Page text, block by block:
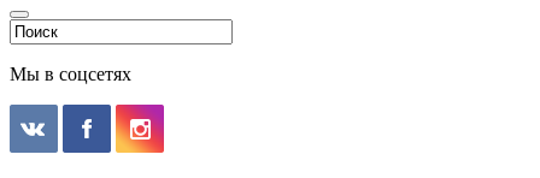
Мы в соцсетях